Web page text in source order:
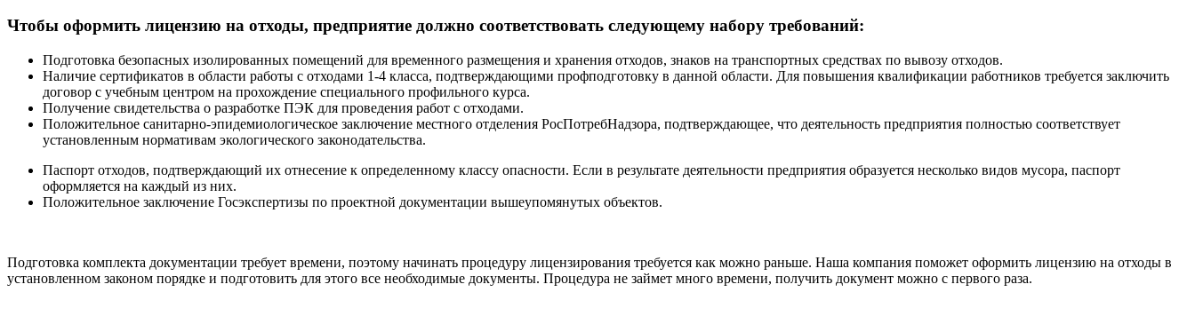
Чтобы оформить лицензию на отходы, предприятие должно соответствовать следующему набору требований:
Подготовка безопасных изолированных помещений для временного размещения и хранения отходов, знаков на транспортных средствах по вывозу отходов.
Наличие сертификатов в области работы с отходами 1-4 класса, подтверждающими профподготовку в данной области. Для повышения квалификации работников требуется заключить
договор с учебным центром на прохождение специального профильного курса.
Получение свидетельства о разработке ПЭК для проведения работ с отходами.
Положительное санитарно-эпидемиологическое заключение местного отделения РосПотребНадзора, подтверждающее, что деятельность предприятия полностью соответствует
установленным нормативам экологического законодательства.
Паспорт отходов, подтверждающий их отнесение к определенному классу опасности. Если в результате деятельности предприятия образуется несколько видов мусора, паспорт
оформляется на каждый из них.
Положительное заключение Госэкспертизы по проектной документации вышеупомянутых объектов.
Подготовка комплекта документации требует времени, поэтому начинать процедуру лицензирования требуется как можно раньше. Наша компания поможет оформить лицензию на отходы в
установленном законом порядке и подготовить для этого все необходимые документы. Процедура не займет много времени, получить документ можно с первого раза.